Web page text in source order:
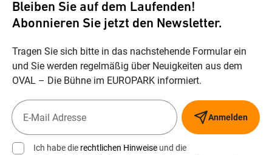
Bleiben Sie auf dem Laufenden!
Abonnieren Sie jetzt den Newsletter.
Tragen Sie sich bitte in das nachstehende Formular ein
und Sie werden regelmäßig über Neuigkeiten aus dem
OVAL – Die Bühne im EUROPARK informiert.
Anmelden
Ich habe die rechtlichen Hinweise und die